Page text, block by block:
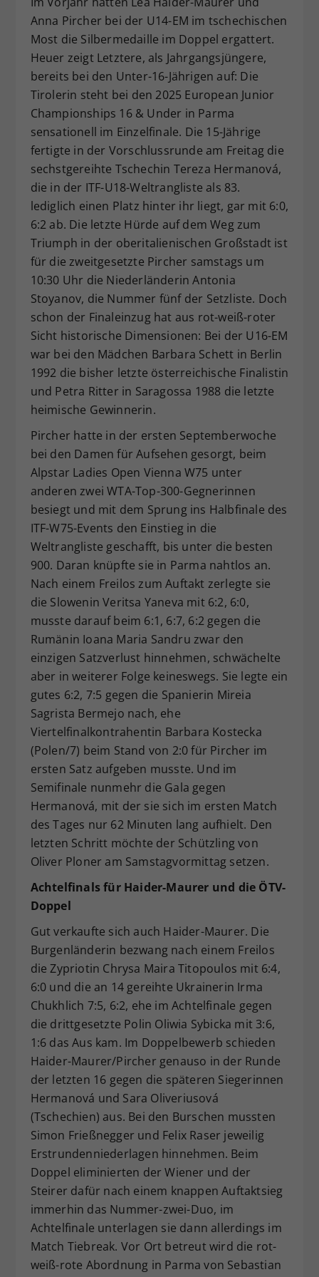
Anna Pircher bei der U14-EM im tschechischen
Most die Silbermedaille im Doppel ergattert.
Heuer zeigt Letztere, als Jahrgangsjüngere,
bereits bei den Unter-16-Jährigen auf: Die
Tirolerin steht bei den 2025 European Junior
Championships 16 & Under in Parma
sensationell im Einzelfinale. Die 15-Jährige
fertigte in der Vorschlussrunde am Freitag die
sechstgereihte Tschechin Tereza Hermanová,
die in der ITF-U18-Weltrangliste als 83.
lediglich einen Platz hinter ihr liegt, gar mit 6:0,
6:2 ab. Die letzte Hürde auf dem Weg zum
Triumph in der oberitalienischen Großstadt ist
für die zweitgesetzte Pircher samstags um
10:30 Uhr die Niederländerin Antonia
Stoyanov, die Nummer fünf der Setzliste. Doch
schon der Finaleinzug hat aus rot-weiß-roter
Sicht historische Dimensionen: Bei der U16-EM
war bei den Mädchen Barbara Schett in Berlin
1992 die bisher letzte österreichische Finalistin
und Petra Ritter in Saragossa 1988 die letzte
heimische Gewinnerin.
Pircher hatte in der ersten Septemberwoche
bei den Damen für Aufsehen gesorgt, beim
Alpstar Ladies Open Vienna W75 unter
anderen zwei WTA-Top-300-Gegnerinnen
besiegt und mit dem Sprung ins Halbfinale des
ITF-W75-Events den Einstieg in die
Weltrangliste geschafft, bis unter die besten
900. Daran knüpfte sie in Parma nahtlos an.
Nach einem Freilos zum Auftakt zerlegte sie
die Slowenin Veritsa Yaneva mit 6:2, 6:0,
musste darauf beim 6:1, 6:7, 6:2 gegen die
Rumänin Ioana Maria Sandru zwar den
einzigen Satzverlust hinnehmen, schwächelte
aber in weiterer Folge keineswegs. Sie legte ein
gutes 6:2, 7:5 gegen die Spanierin Mireia
Sagrista Bermejo nach, ehe
Viertelfinalkontrahentin Barbara Kostecka
(Polen/7) beim Stand von 2:0 für Pircher im
ersten Satz aufgeben musste. Und im
Semifinale nunmehr die Gala gegen
Hermanová, mit der sie sich im ersten Match
des Tages nur 62 Minuten lang aufhielt. Den
letzten Schritt möchte der Schützling von
Oliver Ploner am Samstagvormittag setzen.
Achtelfinals für Haider-Maurer und die ÖTV-
Doppel
Gut verkaufte sich auch Haider-Maurer. Die
Burgenländerin bezwang nach einem Freilos
die Zypriotin Chrysa Maira Titopoulos mit 6:4,
6:0 und die an 14 gereihte Ukrainerin Irma
Chukhlich 7:5, 6:2, ehe im Achtelfinale gegen
die drittgesetzte Polin Oliwia Sybicka mit 3:6,
1:6 das Aus kam. Im Doppelbewerb schieden
Haider-Maurer/Pircher genauso in der Runde
der letzten 16 gegen die späteren Siegerinnen
Hermanová und Sara Oliveriusová
(Tschechien) aus. Bei den Burschen mussten
Simon Frießnegger und Felix Raser jeweilig
Erstrundenniederlagen hinnehmen. Beim
Doppel eliminierten der Wiener und der
Steirer dafür nach einem knappen Auftaktsieg
immerhin das Nummer-zwei-Duo, im
Achtelfinale unterlagen sie dann allerdings im
Match Tiebreak. Vor Ort betreut wird die rot-
weiß-rote Abordnung in Parma von Sebastian
Zweck
Dieser Wert speichert Ihre Consent-
Einstellungen. Unter anderem eine
zufällig generierte ID, für die
historische Speicherung Ihrer
vorgenommen Einstellungen, falls der
Webseiten-Betreiber dies eingestellt
hat.